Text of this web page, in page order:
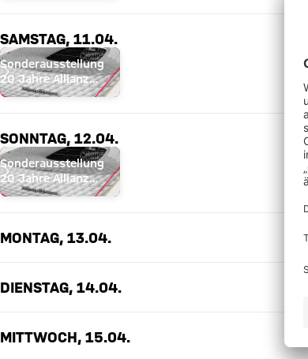
SAMSTAG, 11.04.
Sonderausstellung
20 Jahre Allianz
Arena
SONNTAG, 12.04.
Sonderausstellung
20 Jahre Allianz
Arena
MONTAG, 13.04.
DIENSTAG, 14.04.
MITTWOCH, 15.04.